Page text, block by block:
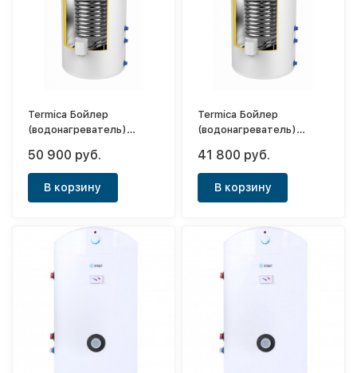
Termica Бойлер
(водонагреватель)
Amet 150 Inox
50 900 руб.
В корзину
Termica Бойлер
(водонагреватель)
Amet 120 Inox
41 800 руб.
В корзину